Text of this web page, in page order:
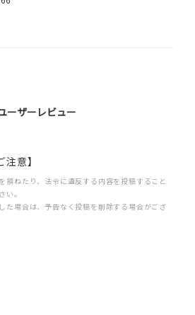
ーザーレビュー
意】
損ねたり、法令に違反する内容を投稿すること
い。
た場合は、予告なく投稿を削除する場合がござ